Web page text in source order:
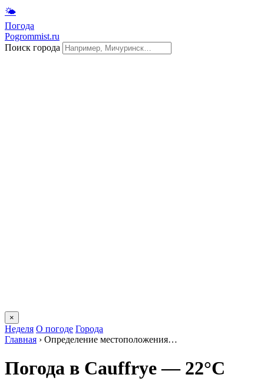
🌤
Погода
Pogrommist.ru
Поиск города
×
Неделя О погоде Города
Главная › Определение местоположения…
Погода в Cauffryе — 22°C